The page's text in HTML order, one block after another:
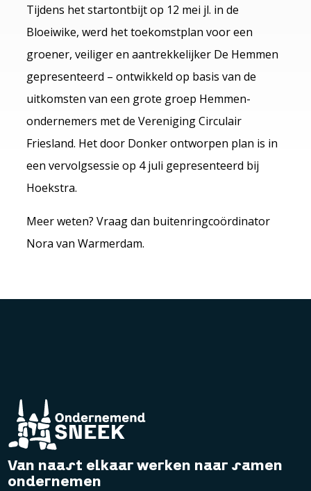
Tijdens het startontbijt op 12 mei jl. in de
Bloeiwike, werd het toekomstplan voor een
groener, veiliger en aantrekkelijker De Hemmen
gepresenteerd – ontwikkeld op basis van de
uitkomsten van een grote groep Hemmen-
ondernemers met de Vereniging Circulair
Friesland. Het door Donker ontworpen plan is in
een vervolgsessie op 4 juli gepresenteerd bij
Hoekstra.
Meer weten? Vraag dan buitenringcoördinator
Nora van Warmerdam.
Van naast elkaar werken naar samen
ondernemen